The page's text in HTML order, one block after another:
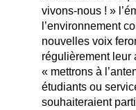
vivons-nous ! »
l’environnement
nouvelles voix
régulièrement leur
« mettrons à
étudiants ou
souhaiteraient